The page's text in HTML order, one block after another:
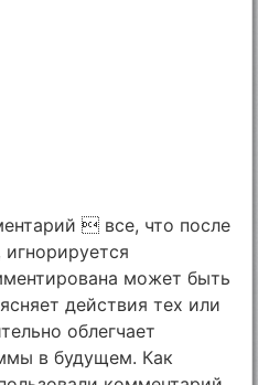
 все, что после
может быть
действия тех или
облегчает
в будущем. Как